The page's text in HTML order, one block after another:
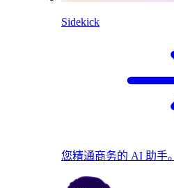
Sidekick
您精通商务的 AI 助手。